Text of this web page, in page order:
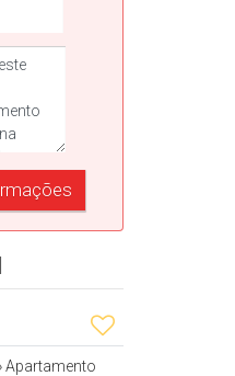
Apartamento